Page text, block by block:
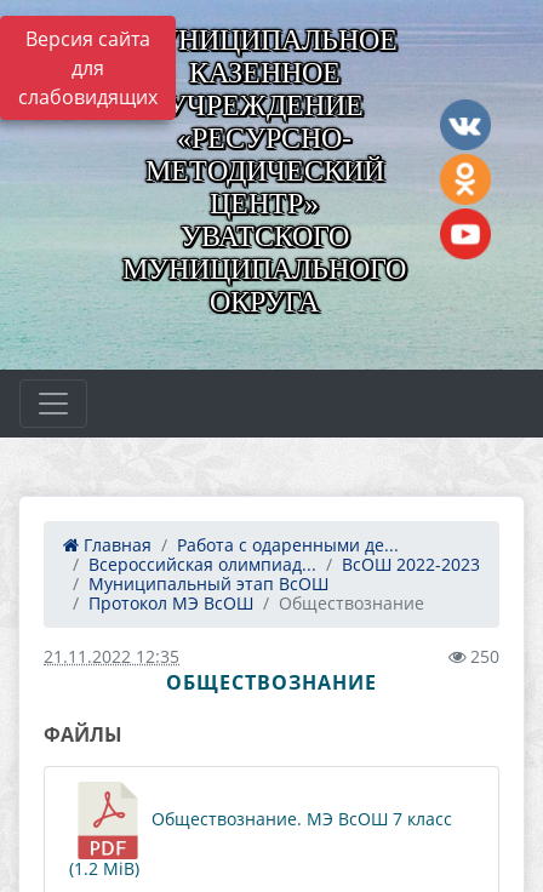
Версия сайта
для
слабовидящих
МУНИЦИПАЛЬНОЕ
КАЗЕННОЕ
УЧРЕЖДЕНИЕ
«РЕСУРСНО-
МЕТОДИЧЕСКИЙ
ЦЕНТР»
УВАТСКОГО
МУНИЦИПАЛЬНОГО
ОКРУГА
Главная
Работа с одаренными де...
Всероссийская олимпиад...
ВсОШ 2022-2023
Муниципальный этап ВсОШ
Протокол МЭ ВсОШ
Обществознание
21.11.2022 12:35 250
ОБЩЕСТВОЗНАНИЕ
ФАЙЛЫ
Обществознание. МЭ ВсОШ 7 класс
(1.2 MiB)